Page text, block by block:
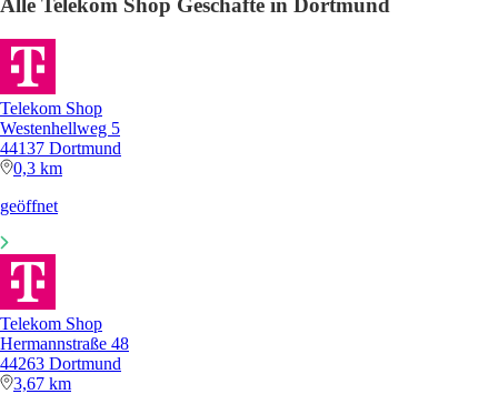
Alle Telekom Shop Geschäfte in Dortmund
Telekom Shop
Westenhellweg 5
44137 Dortmund
0,3 km
geöffnet
Telekom Shop
Hermannstraße 48
44263 Dortmund
3,67 km